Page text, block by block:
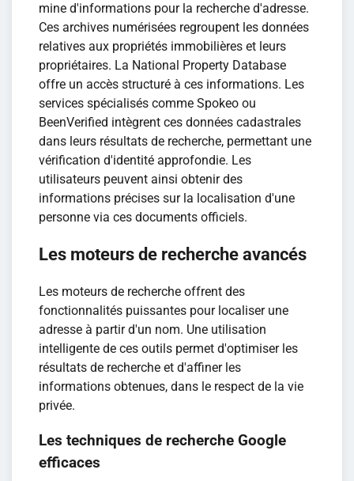
mine d'informations pour la recherche d'adresse.
Ces archives numérisées regroupent les données
relatives aux propriétés immobilières et leurs
propriétaires. La National Property Database
offre un accès structuré à ces informations. Les
services spécialisés comme Spokeo ou
BeenVerified intègrent ces données cadastrales
dans leurs résultats de recherche, permettant une
vérification d'identité approfondie. Les
utilisateurs peuvent ainsi obtenir des
informations précises sur la localisation d'une
personne via ces documents officiels.
Les moteurs de recherche avancés
Les moteurs de recherche offrent des
fonctionnalités puissantes pour localiser une
adresse à partir d'un nom. Une utilisation
intelligente de ces outils permet d'optimiser les
résultats de recherche et d'affiner les
informations obtenues, dans le respect de la vie
privée.
Les techniques de recherche Google
efficaces